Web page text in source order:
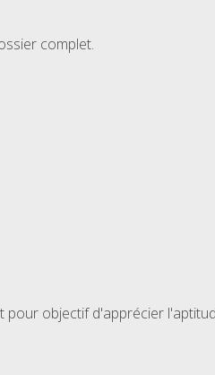
complet.
objectif d'apprécier